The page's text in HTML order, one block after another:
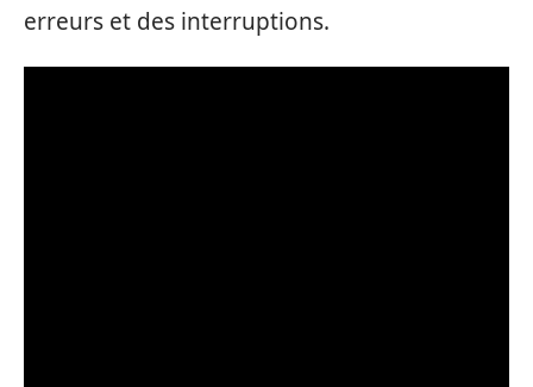
erreurs et des interruptions.